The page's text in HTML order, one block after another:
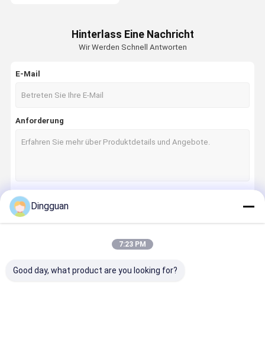
Hinterlass Eine Nachricht
Wir Werden Schnell Antworten
E-Mail
Anforderung
Dingguan
7:23 PM
Good day, what product are you looking for?